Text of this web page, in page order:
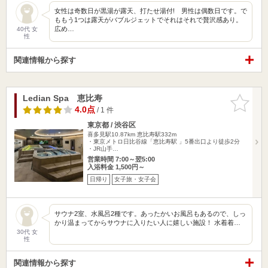
40代 女
性
女性は奇数日が黒湯が露天、打たせ湯付! 男性は偶数日です。で
ももう1つは露天がバブルジェットでそれはそれで贅沢感あり。
広め…
関連情報から探す
お気に入
りに追加
Ledian Spa 恵比寿
4.0点/ 1 件
東京都 / 渋谷区
喜多見駅10.87km 恵比寿駅332m
・東京メトロ日比谷線「恵比寿駅 」5番出口より徒歩2分
・JR山手…
営業時間 7:00～翌5:00
入浴料金 1,500円～
日帰り 女子旅・女子会
30代 女
性
サウナ2室、水風呂2種です。あったかいお風呂もあるので、しっ
かり温まってからサウナに入りたい人に嬉しい施設！ 水着着…
関連情報から探す